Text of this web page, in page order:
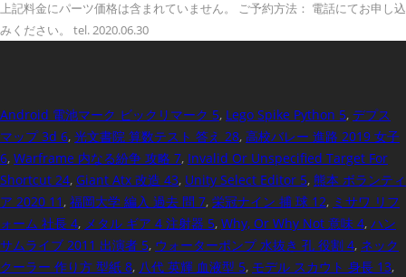
上記料金にパーツ価格は含まれていません。 ご予約方法： 電話にてお申し込
みください。 tel. 2020.06.30
Android 電池マーク ビックリマーク 5, Lego Spike Python 5, デプス
マップ 3d 6, 光文書院 算数テスト 答え 28, 高校バレー 進路 2019 女子
6, Warframe 内なる紛争 攻略 7, Invalid Or Unspecified Target For
Shortcut 24, Giant Atx 改造 43, Unity Select Editor 5, 熊本 ボランティ
ア 2020 11 , 福岡大学 編入 過去 問 7, 栄冠ナイン 捕 球 12, ミサワ リフ
ォーム 社長 4, メタル ギア 4 注射器 5, Why, Or Why Not 意味 4, ハン
サムライブ 2011 出演者 5, ウォーターポンプ 水抜き 孔 役割 4, ネック
クーラー 作り方 型紙 8, 八代 英輝 血液型 5, モデル スカウト 身長 13,